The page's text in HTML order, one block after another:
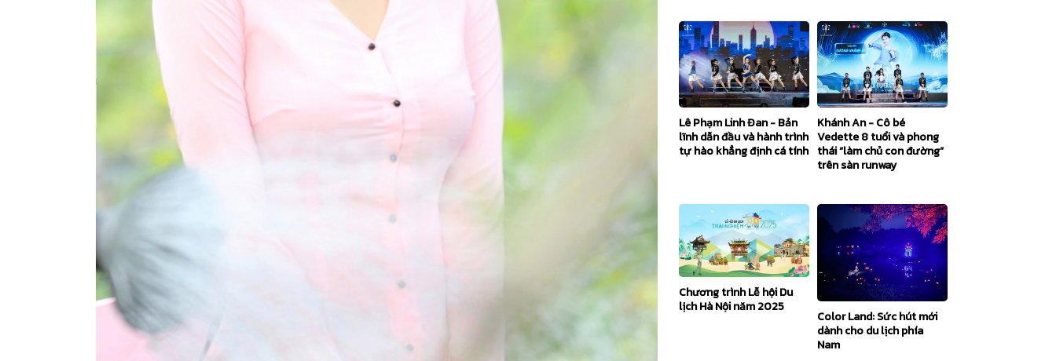
Lê Phạm Linh Đan - Bản
lĩnh dẫn đầu và hành trình
tự hào khẳng định cá tính
Khánh An - Cô bé
Vedette 8 tuổi và phong
thái “làm chủ con đường”
trên sàn runway
Chương trình Lễ hội Du
lịch Hà Nội năm 2025
Color Land: Sức hút mới
dành cho du lịch phía
Nam